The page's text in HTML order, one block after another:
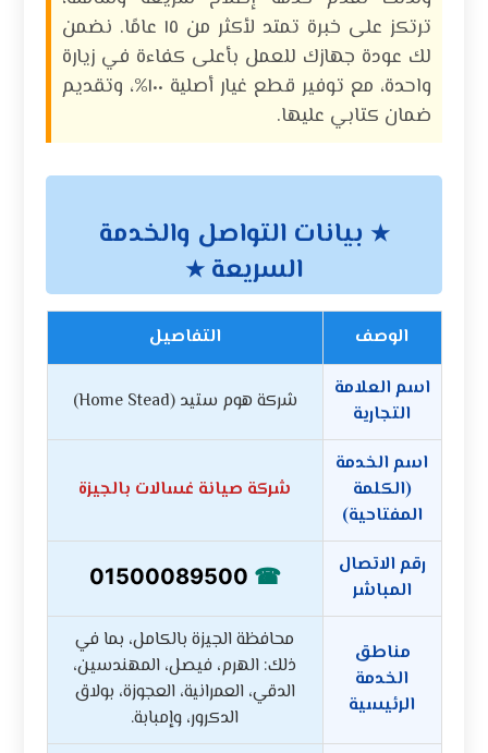
ترتكز على خبرة تمتد لأكثر من ١٥ عامًا. نضمن
لك عودة جهازك للعمل بأعلى كفاءة في زيارة
واحدة، مع توفير قطع غيار أصلية ١٠٠%، وتقديم
ضمان كتابي عليها.
★ بيانات التواصل والخدمة
السريعة ★
الوصف
التفاصيل
اسم العلامة
التجارية
شركة هوم ستيد (Home Stead)
اسم الخدمة
(الكلمة
المفتاحية)
شركة صيانة غسالات بالجيزة
رقم الاتصال
المباشر
☎
01500089500
مناطق
الخدمة
الرئيسية
محافظة الجيزة بالكامل، بما في
ذلك: الهرم، فيصل، المهندسين،
الدقي، العمرانية، العجوزة، بولاق
الدكرور، وإمبابة.